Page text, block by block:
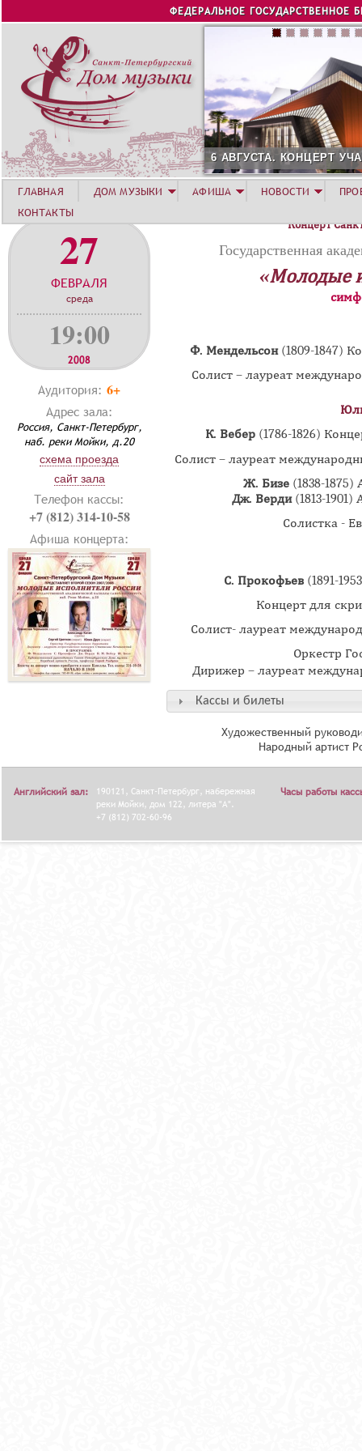
Jump to navigation
ФЕДЕРАЛЬНОЕ ГОСУДАРСТВЕННОЕ
6 АВГУСТА. КОНЦЕРТ
27
ФЕВРАЛЯ
среда
19:00
2008
Аудитория: 6+
Адрес зала:
Россия, Санкт-Петербург,
наб. реки Мойки, д.20
схема проезда
сайт зала
Телефон кассы:
+7 (812) 314-10-58
Афиша концерта:
Концерт
Государственная
«Молодые
Ф. Мендельсон (1809-1847)
Солист – лауреат
К. Вебер (1786-1826)
Солист – лауреат
Ж. Бизе (1838-
Дж. Верди(1813-
Солистка -
С. Прокофьев(1891-
Концерт для
Солист- лауреат
Оркестр
Дирижер – лауреат
Кассы и билеты
Художественный
Народный артист
ГЛАВНАЯ ДОМ МУЗЫКИ АФИША НОВОСТИ
КОНТАКТЫ
Английский зал:
190121, Санкт-Петербург, набережная
реки Мойки, дом 122, литера "А".
+7 (812) 702-60-96
Часы работы